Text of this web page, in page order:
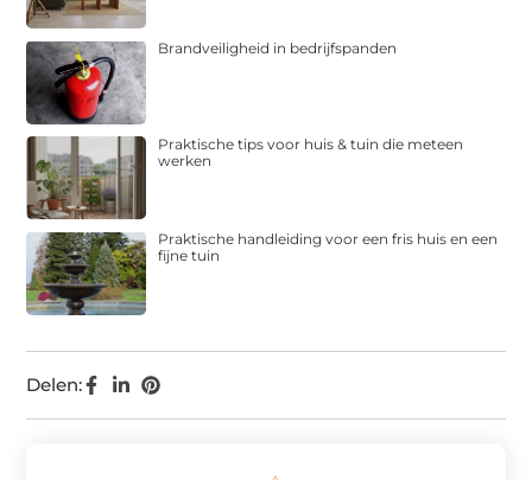
Delen:
Brandveiligheid in bedrijfspanden
Praktische tips voor huis & tuin die meteen
werken
Praktische handleiding voor een fris huis en een
fijne tuin